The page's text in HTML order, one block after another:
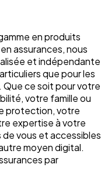
en produits
assurances, nous
et indépendante
que pour les
ce soit pour votre
votre famille ou
protection, votre
expertise à votre
vous et accessibles
moyen digital.
par